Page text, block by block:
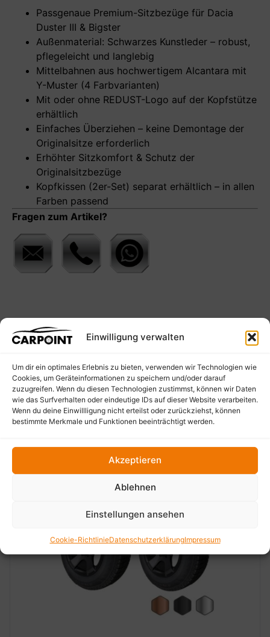
Einwilligung verwalten
Um dir ein optimales Erlebnis zu bieten, verwenden wir Technologien wie
Cookies, um Geräteinformationen zu speichern und/oder darauf
zuzugreifen. Wenn du diesen Technologien zustimmst, können wir Daten
wie das Surfverhalten oder eindeutige IDs auf dieser Website verarbeiten.
Wenn du deine Einwillligung nicht erteilst oder zurückziehst, können
bestimmte Merkmale und Funktionen beeinträchtigt werden.
Akzeptieren
Ablehnen
Einstellungen ansehen
Cookie-RichtlinieDatenschutzerklärungImpressum
Passgenaue Premium-Sitzbezüge für Dacia
Duster III & Bigster
Außenmaterial: Schwarzes Kunstleder – robust,
pflegeleicht und langlebig
Mittelbahnen aus hochwertigem Alcantara mit
Y-Muster (4 Farbvarianten)
Mit oder ohne REDUST-Logo auf der Kopfstütze
erhältlich
Einfaches Überziehen – keine Demontage der
Originalsitze erforderlich
Erhöhter Sitzkomfort & Schutz der
Originalsitzbezüge
Kopfkissen (2er-Set) separat erhältlich – in allen
Farben passend
Fragen zum Artikel?
Empfohlene Produkte